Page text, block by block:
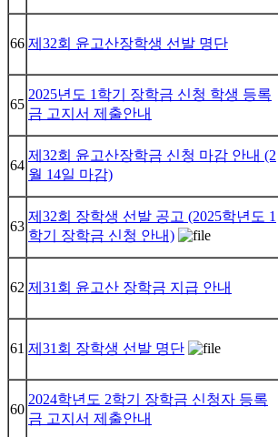
66 제32회 윤고산장학생 선발 명단
65
2025년도 1학기 장학금 신청 학생 등록
금 고지서 제출안내
64
제32회 윤고산장학금 신청 마감 안내 (2
월 14일 마감)
63
제32회 장학생 선발 공고 (2025학년도 1
학기 장학금 신청 안내)
62 제31회 윤고산 장학금 지급 안내
61 제31회 장학생 선발 명단
60
2024학년도 2학기 장학금 신청자 등록
금 고지서 제출안내